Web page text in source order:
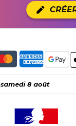
samedi 8 août